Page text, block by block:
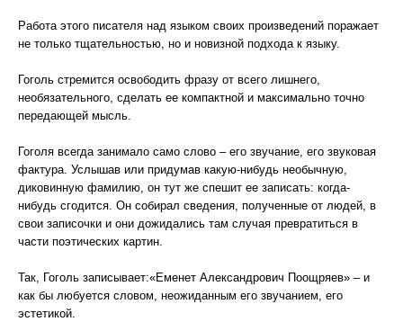
Работа этого писателя над языком своих произведений поражает
не только тщательностью, но и новизной подхода к языку.
Гоголь стремится освободить фразу от всего лишнего,
необязательного, сделать ее компактной и максимально точно
передающей мысль.
Гоголя всегда занимало само слово – его звучание, его звуковая
фактура. Услышав или придумав какую-нибудь необычную,
диковинную фамилию, он тут же спешит ее записать: когда-
нибудь сгодится. Он собирал сведения, полученные от людей, в
свои записочки и они дожидались там случая превратиться в
части поэтических картин.
Так, Гоголь записывает:«Еменет Александрович Поощряев» – и
как бы любуется словом, неожиданным его звучанием, его
эстетикой.